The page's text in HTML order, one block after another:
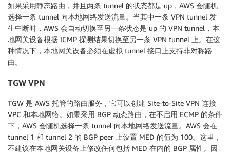
如果采用静态路由，并且两条 tunnel 的状态都是 up，AWS 会随机
选择一条 tunnel 向本地网络发送流量。当其中一条 VPN tunnel 发
生中断时，AWS 会自动切换至另一条状态是 up 的 VPN tunnel，本
地网关设备根据 ICMP 探测结果切换至另一条 VPN tunnel 上。在这
种情况下，本地网关设备必须在虚拟 tunnel 接口上支持非对称路
由。
TGW VPN
TGW 是 AWS 托管的路由服务，它可以创建 Site-to-Site VPN 连接
VPC 和本地网络。如果采用 BGP 动态路由，在不启用 ECMP 的条件
下，AWS 会随机选择一条 tunnel 向本地网络发送流量。AWS 会在
tunnel 1 和 tunnel 2 的 BGP peer 上设置 MED 的值为 100。这里，
不建议在本地网关设备上修改任何包括 MED 在内的 BGP 属性。因